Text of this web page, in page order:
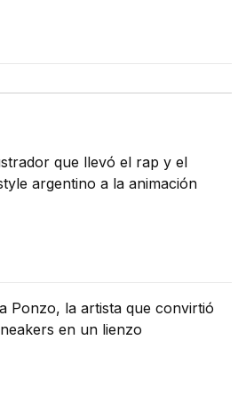
que llevó el rap y el
argentino a la animación
Ponzo, la artista que convirtió
en un lienzo